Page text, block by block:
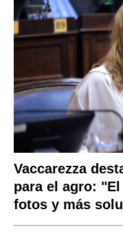
Vaccarezza
para el agro:
fotos y más